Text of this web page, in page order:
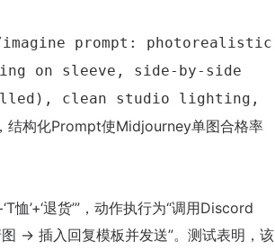
prompt: photorealistic
on sleeve, side-by-side
clean studio lighting,
结构化Prompt使Midjourney单图合格率
’+‘退货’”，动作执行为“调用Discord
→ 插入回复模板并发送”。测试表明，该